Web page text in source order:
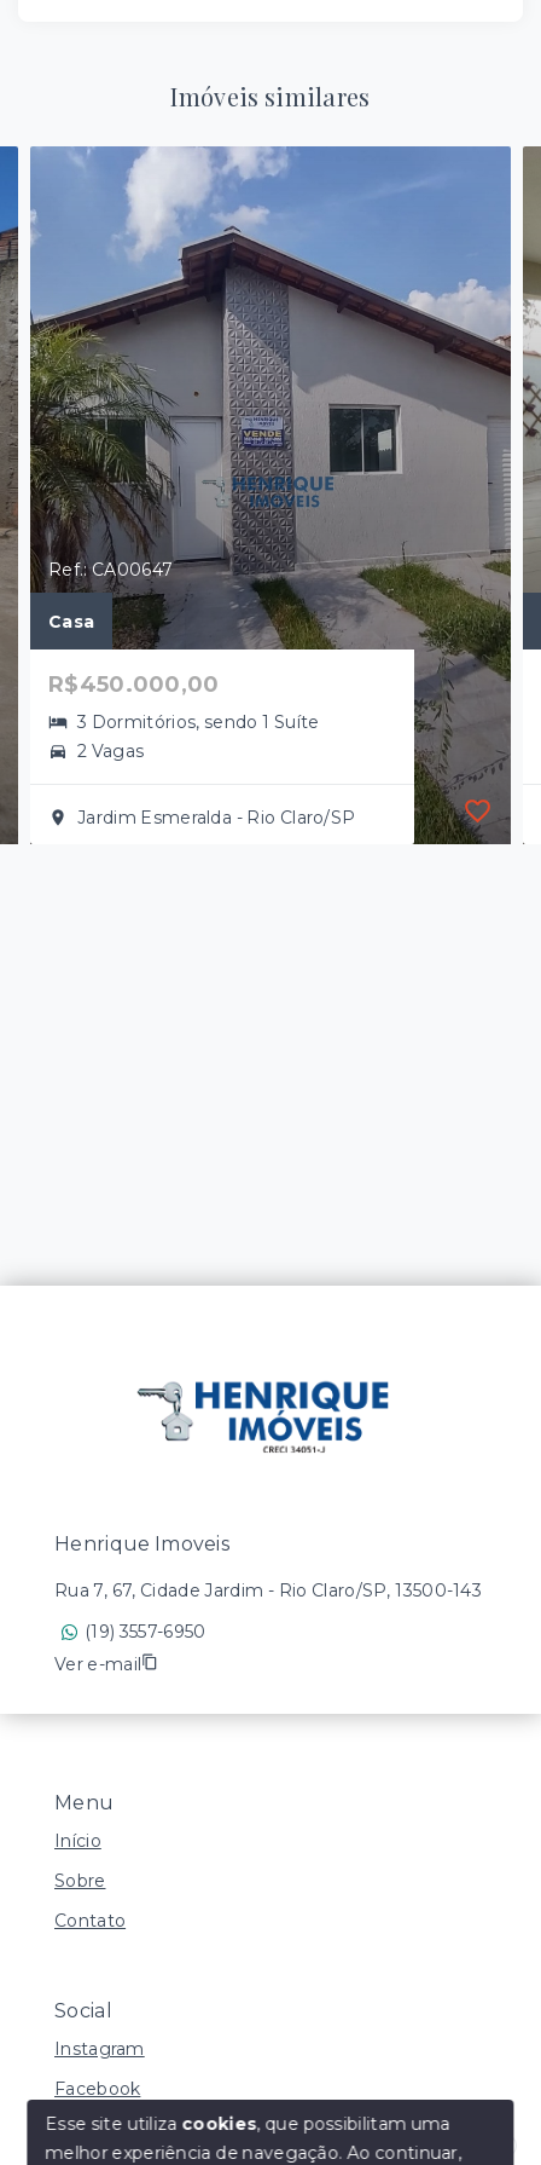
Imóveis similares
Ref.: CA00647
Casa
R$450.000,00
3 Dormitórios, sendo 1 Suíte
2 Vagas
Jardim Esmeralda - Rio Claro/SP
Menu
Início
Sobre
Contato
Social
Instagram
Facebook
Henrique Imoveis
Rua 7, 67, Cidade Jardim - Rio Claro/SP, 13500-143
(19) 3557-6950
Ver e-mail
Esse site utiliza cookies, que possibilitam uma
melhor experiência de navegação.Ao continuar,